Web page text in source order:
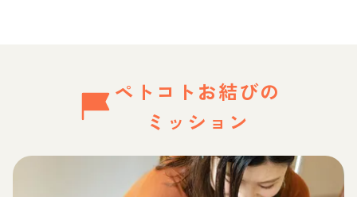
ペトコトお結びの
ミッション